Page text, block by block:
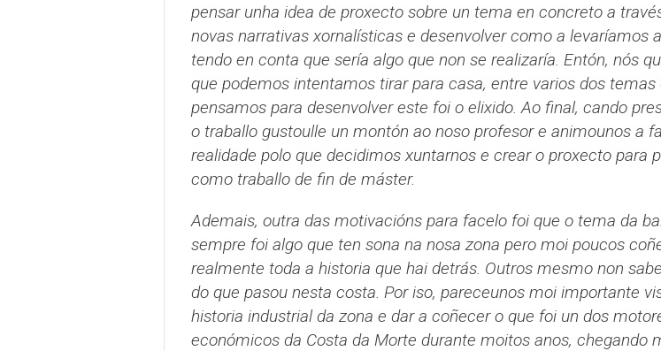
pensar unha idea de proxecto sobre un tema en concreto a
novas narrativas xornalísticas e desenvolver como a levaríamos
tendo en conta que sería algo que non se realizaría. Entón, nós
que podemos intentamos tirar para casa, entre varios dos temas
pensamos para desenvolver este foi o elixido. Ao final, cando
o traballo gustoulle un montón ao noso profesor e animounos a
realidade polo que decidimos xuntarnos e crear o proxecto para
como traballo de fin de máster.
Ademais, outra das motivacións para facelo foi que o tema da
sempre foi algo que ten sona na nosa zona pero moi poucos
realmente toda a historia que hai detrás. Outros mesmo non
do que pasou nesta costa. Por iso, pareceunos moi importante
historia industrial da zona e dar a coñecer o que foi un dos
económicos da Costa da Morte durante moitos anos, chegando